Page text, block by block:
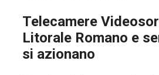
Telecamere
Litorale Romano e
si azionano